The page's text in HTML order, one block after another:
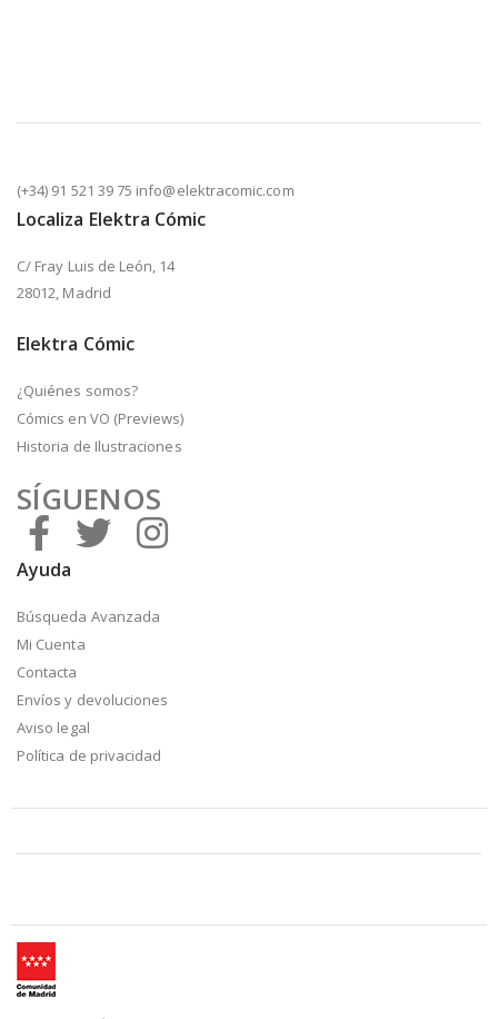
(+34) 91 521 39 75 info@elektracomic.com
Localiza Elektra Cómic
C/ Fray Luis de León, 14
28012, Madrid
Elektra Cómic
¿Quiénes somos?
Cómics en VO (Previews)
Historia de Ilustraciones
SÍGUENOS
Ayuda
Búsqueda Avanzada
Mi Cuenta
Contacta
Envíos y devoluciones
Aviso legal
Política de privacidad